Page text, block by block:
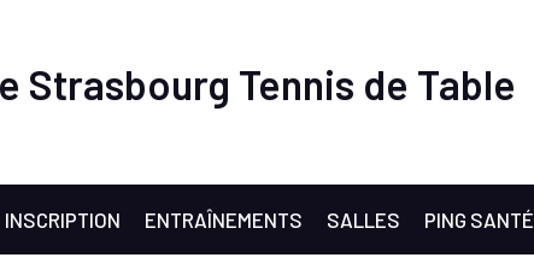
Strasbourg Tennis de Table
INSCRIPTION ENTRAÎNEMENTS SALLES PING SANTÉ